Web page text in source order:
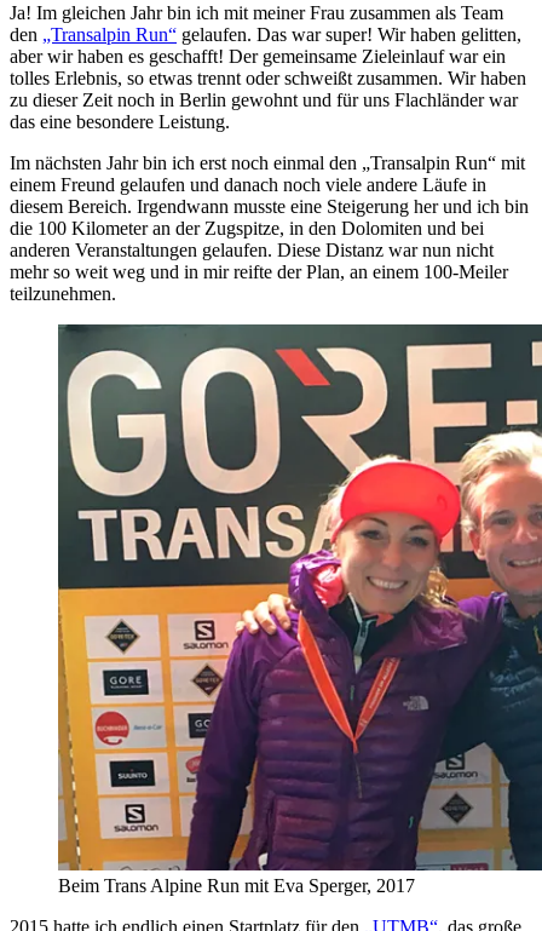
Ja! Im gleichen Jahr bin ich mit meiner Frau zusammen als Team
den „Transalpin Run“ gelaufen. Das war super! Wir haben gelitten,
aber wir haben es geschafft! Der gemeinsame Zieleinlauf war ein
tolles Erlebnis, so etwas trennt oder schweißt zusammen. Wir haben
zu dieser Zeit noch in Berlin gewohnt und für uns Flachländer war
das eine besondere Leistung.
Im nächsten Jahr bin ich erst noch einmal den „Transalpin Run“ mit
einem Freund gelaufen und danach noch viele andere Läufe in
diesem Bereich. Irgendwann musste eine Steigerung her und ich bin
die 100 Kilometer an der Zugspitze, in den Dolomiten und bei
anderen Veranstaltungen gelaufen. Diese Distanz war nun nicht
mehr so weit weg und in mir reifte der Plan, an einem 100-Meiler
teilzunehmen.
Beim Trans Alpine Run mit Eva Sperger, 2017
2015 hatte ich endlich einen Startplatz für den „UTMB“, das große